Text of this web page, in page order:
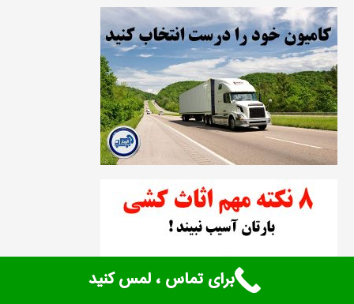
برای تماس ، لمس کنید